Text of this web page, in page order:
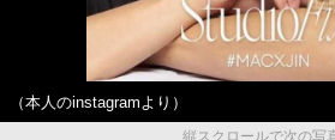
（本人のinstagramより）
縦スクロールで次の写